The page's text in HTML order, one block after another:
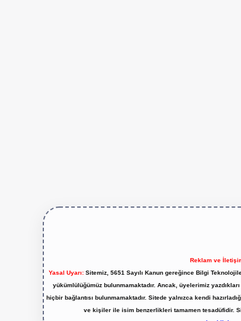
Reklam ve
Yasal Uyarı:Sitemiz, 5651 Sayılı Kanun gereğince Bilgi
yükümlülüğümüz bulunmamaktadır. Ancak, üyelerimiz
hiçbir bağlantısı bulunmamaktadır. Sitede yalnızca kendi
ve kişiler ile isim benzerlikleri tamamen tesadüfidir.